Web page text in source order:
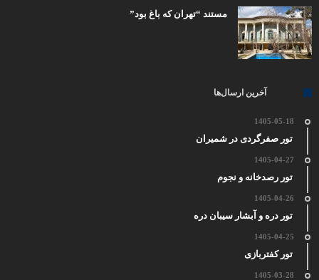
مستند “تهران که باغ بود”
آخرین ارسال‌ها
1405-05-18
تور صفرگردی در شمیران
1405-04-27
تور رصدخانه و نجوم
1405-04-26
تور دره و آبشار سیبان دره
1405-04-25
تور کفتربازی
1405-03-28